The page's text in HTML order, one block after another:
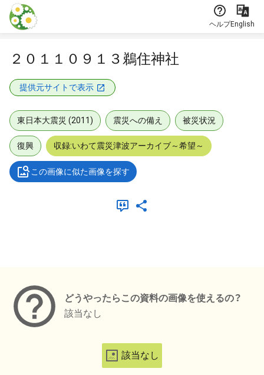
本文に飛ぶ
ヘルプEnglish
２０１１０９１３鵜住神社
提供元サイトで表示
東日本大震災 (2011) 震災への備え 被災状況
復興 収録:いわて震災津波アーカイブ～希望～
この画像に似た画像を探す
どうやったらこの資料の画像を使えるの？
該当なし
該当なし